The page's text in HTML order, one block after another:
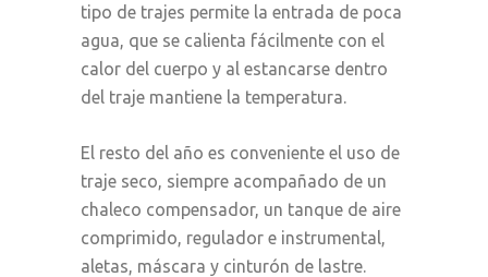
tipo de trajes permite la entrada de poca
agua, que se calienta fácilmente con el
calor del cuerpo y al estancarse dentro
del traje mantiene la temperatura.
El resto del año es conveniente el uso de
traje seco, siempre acompañado de un
chaleco compensador, un tanque de aire
comprimido, regulador e instrumental,
aletas, máscara y cinturón de lastre.